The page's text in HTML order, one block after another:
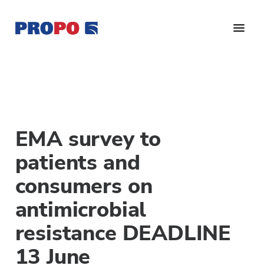
pääsisältöön
ensisijaiseen
sivupalkkiin
alatunnisteeseen
eturauhassyöpäyhdistys
Ry
on
perustettu
vuonna
1997.
Yhdistys
on
Suomen
jäsenjärjestö.
EMA survey to
patients and
consumers on
antimicrobial
resistance DEADLINE
13 June